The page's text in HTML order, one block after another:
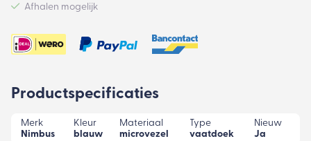
Productspecificaties
Merk
Nimbus
Kleur
blauw
Materiaal
microvezel
Type
vaatdoek
Nieuw
Ja
Afhalen mogelijk